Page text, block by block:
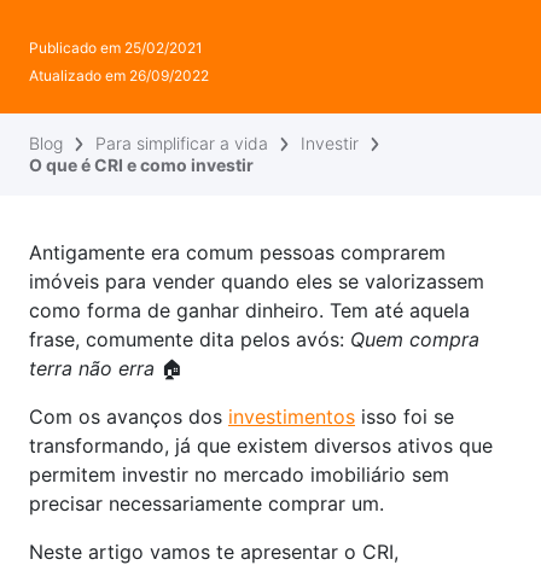
Publicado em 25/02/2021
Atualizado em 26/09/2022
Blog Para simplificar a vida
Investir
O que é CRI e como investir
Antigamente era comum pessoas comprarem
imóveis para vender quando eles se valorizassem
como forma de ganhar dinheiro. Tem até aquela
frase, comumente dita pelos avós: Quem compra
terra não erra 🏠
Com os avanços dos investimentos isso foi se
transformando, já que existem diversos ativos que
permitem investir no mercado imobiliário sem
precisar necessariamente comprar um.
Neste artigo vamos te apresentar o CRI,